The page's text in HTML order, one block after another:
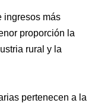
ingresos más
proporción la
rural y la
pertenecen a la